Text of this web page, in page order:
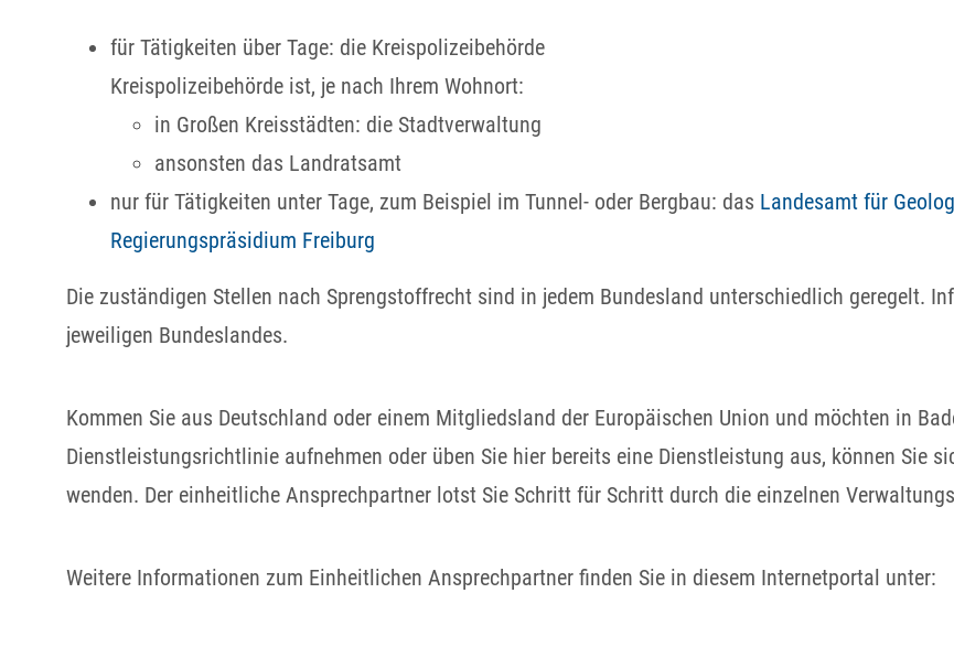
für Tätigkeiten über Tage: die Kreispolizeibehörde
Kreispolizeibehörde ist, je nach Ihrem Wohnort:
in Großen Kreisstädten: die Stadtverwaltung
ansonsten das Landratsamt
nur für Tätigkeiten unter Tage, zum Beispiel im Tunnel- oder Bergbau: das Landesamt für
Regierungspräsidium Freiburg
Die zuständigen Stellen nach Sprengstoffrecht sind in jedem Bundesland unterschiedlich geregelt.
jeweiligen Bundeslandes.
Kommen Sie aus Deutschland oder einem Mitgliedsland der Europäischen Union und möchten in
Dienstleistungsrichtlinie aufnehmen oder üben Sie hier bereits eine Dienstleistung aus, können Sie
wenden. Der einheitliche Ansprechpartner lotst Sie Schritt für Schritt durch die einzelnen
Weitere Informationen zum Einheitlichen Ansprechpartner finden Sie in diesem Internetportal unter: